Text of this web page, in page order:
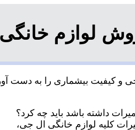
لوازم
کیفیت بیشماری را به دست
داشته باشد باید چه کرد؟
کلیه لوازم خانگی ال جی،